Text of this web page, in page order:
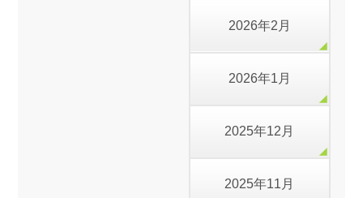
2026年2月
2026年1月
2025年12月
2025年11月